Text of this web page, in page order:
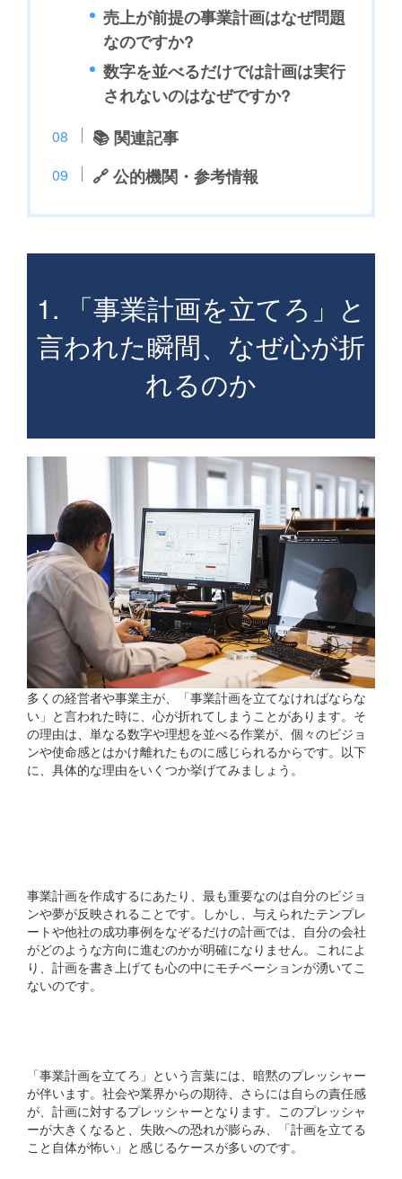
売上が前提の事業計画はなぜ問題
なのですか?
数字を並べるだけでは計画は実行
されないのはなぜですか?
📚 関連記事
🔗 公的機関・参考情報
1. 「事業計画を立てろ」と
言われた瞬間、なぜ心が折
れるのか
多くの経営者や事業主が、「事業計画を立てなければならな
い」と言われた時に、心が折れてしまうことがあります。そ
の理由は、単なる数字や理想を並べる作業が、個々のビジョ
ンや使命感とはかけ離れたものに感じられるからです。以下
に、具体的な理由をいくつか挙げてみましょう。
事業計画を作成するにあたり、最も重要なのは自分のビジョ
ンや夢が反映されることです。しかし、与えられたテンプレ
ートや他社の成功事例をなぞるだけの計画では、自分の会社
がどのような方向に進むのかが明確になりません。これによ
り、計画を書き上げても心の中にモチベーションが湧いてこ
ないのです。
「事業計画を立てろ」という言葉には、暗黙のプレッシャー
が伴います。社会や業界からの期待、さらには自らの責任感
が、計画に対するプレッシャーとなります。このプレッシャ
ーが大きくなると、失敗への恐れが膨らみ、「計画を立てる
こと自体が怖い」と感じるケースが多いのです。